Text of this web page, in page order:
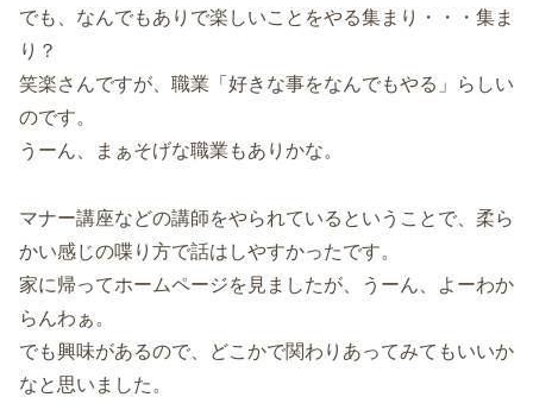
でも、なんでもありで楽しいことをやる集まり・・・集ま
り？
笑楽さんですが、職業「好きな事をなんでもやる」らしい
のです。
うーん、まぁそげな職業もありかな。
マナー講座などの講師をやられているということで、柔ら
かい感じの喋り方で話はしやすかったです。
家に帰ってホームページを見ましたが、うーん、よーわか
らんわぁ。
でも興味があるので、どこかで関わりあってみてもいいか
なと思いました。